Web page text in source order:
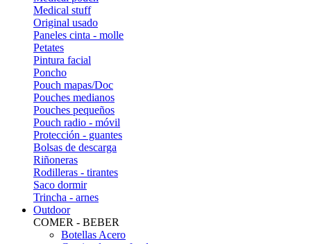
Medical stuff
Original usado
Paneles cinta - molle
Petates
Pintura facial
Poncho
Pouch mapas/Doc
Pouches medianos
Pouches pequeños
Pouch radio - móvil
Protección - guantes
Bolsas de descarga
Riñoneras
Rodilleras - tirantes
Saco dormir
Trincha - arnes
Outdoor
COMER - BEBER
Botellas Acero